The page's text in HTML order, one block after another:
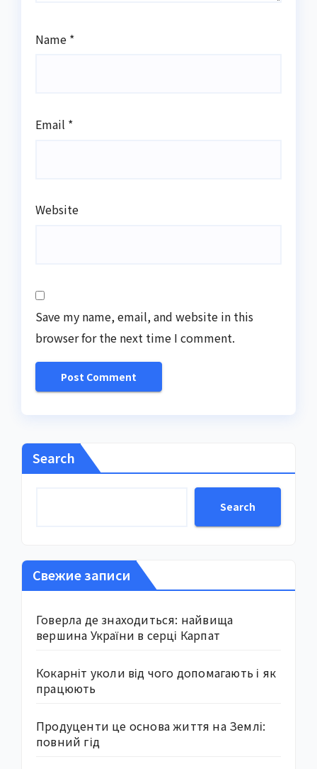
Name *
Email *
Website
Save my name, email, and website in this
browser for the next time I comment.
Search
Search
Свежие записи
Говерла де знаходиться: найвища
вершина України в серці Карпат
Кокарніт уколи від чого допомагають і як
працюють
Продуценти це основа життя на Землі:
повний гід